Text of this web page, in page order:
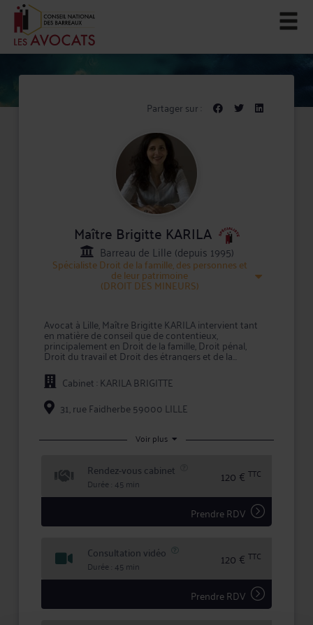
Partager sur :
Maître Brigitte KARILA
Barreau de Lille (depuis 1995)
SpécialisteDroit de la famille, des personnes et
de leur patrimoine
(DROIT DES MINEURS)
Avocat à Lille, Maître Brigitte KARILA intervient tant
en matière de conseil que de contentieux,
principalement en Droit de la famille, Droit pénal,
Droit du travail et Droit des étrangers et de la
nationalité.
Pour toute problématique dans ses champs de
compétence, Me KARILA vous conseille efficacement
et vous assiste en justice, que ce soit en demande ou
pour défendre vos intérêts.
En prenant conseil ou en confiant la défense de vos
active, de compétences certifiées, et d'une totale
confidentialité dans le traitement de votre dossier.
Cabinet : KARILA BRIGITTE
31, rue Faidherbe 59000 LILLE
Voir plus
Rendez-vous cabinet
Durée : 45 min 120 € TTC
Prendre RDV
Consultation vidéo
Durée : 45 min 120 € TTC
Prendre RDV